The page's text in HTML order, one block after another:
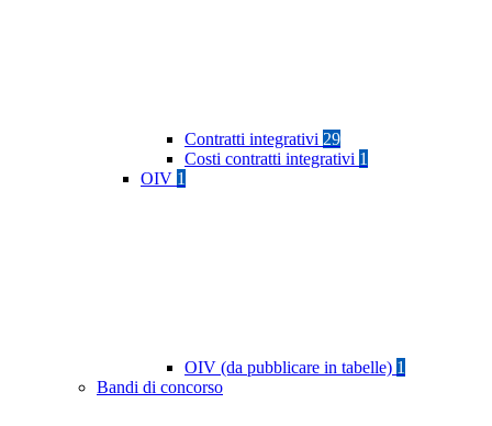
Contratti integrativi 29
Costi contratti integrativi 1
OIV 1
OIV (da pubblicare in tabelle) 1
Bandi di concorso